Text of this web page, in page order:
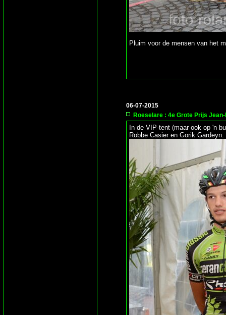
Pluim voor de mensen van het
06-07-2015
Roeselare : 4e Grote Prijs
In de VIP-tent (maar ook op 'n
Robbe Casier en Gorik Gardeyn.